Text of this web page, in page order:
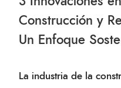
Construcción y
Un Enfoque
La industria de la